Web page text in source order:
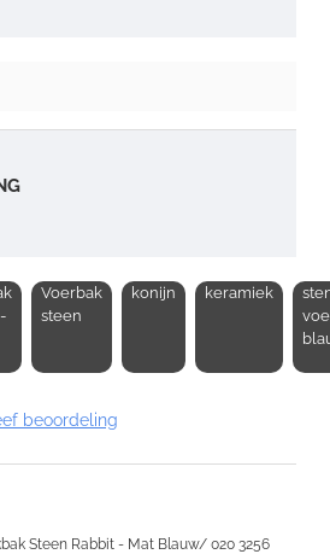
niet vertaald!
Voerbak
steen
konijn keramiek
beoordeling
Steen Rabbit - Mat Blauw/ 020 3256